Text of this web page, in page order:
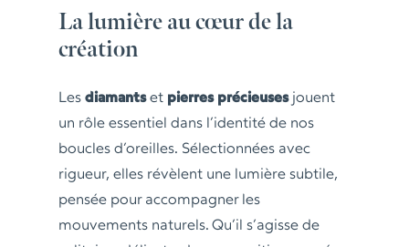
La lumière au cœur de la
création
Les diamantset pierres précieusesjouent
un rôle essentiel dans l’identité de nos
boucles d’oreilles. Sélectionnées avec
rigueur, elles révèlent une lumière subtile,
pensée pour accompagner les
mouvements naturels. Qu’il s’agisse de